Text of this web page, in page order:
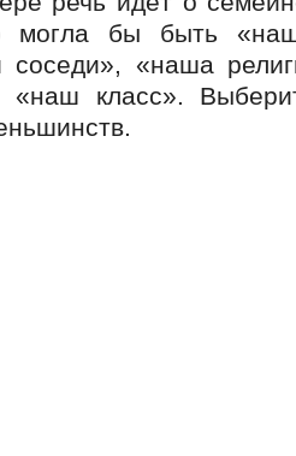
могла бы быть
соседи», «наша
«наш класс».